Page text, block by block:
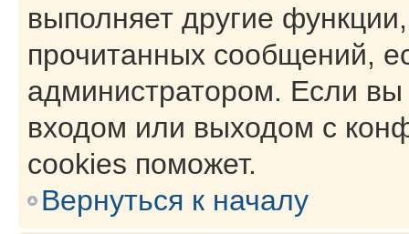
выполняет другие
прочитанных сообщений,
администратором. Если
входом или выходом с
cookies поможет.
Вернуться к началу